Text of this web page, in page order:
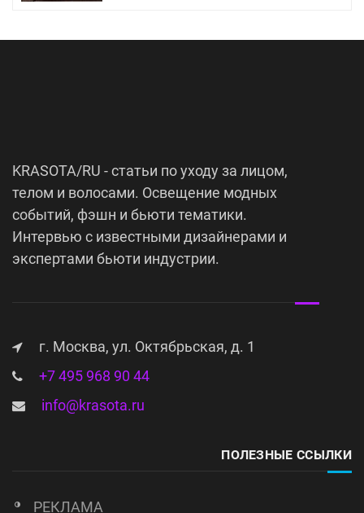
KRASOTA/RU - статьи по уходу за лицом,
телом и волосами. Освещение модных
событий, фэшн и бьюти тематики.
Интервью с известными дизайнерами и
экспертами бьюти индустрии.
г. Москва, ул. Октябрьская, д. 1
+7 495 968 90 44
info@krasota.ru
ПОЛЕЗНЫЕ ССЫЛКИ
РЕКЛАМА